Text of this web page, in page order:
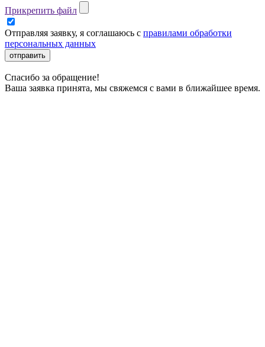
Прикрепить файл
Отправляя заявку, я соглашаюсь с правилами обработки
персональных данных
отправить
Спасибо за обращение!
Ваша заявка принята, мы свяжемся с вами в ближайшее время.